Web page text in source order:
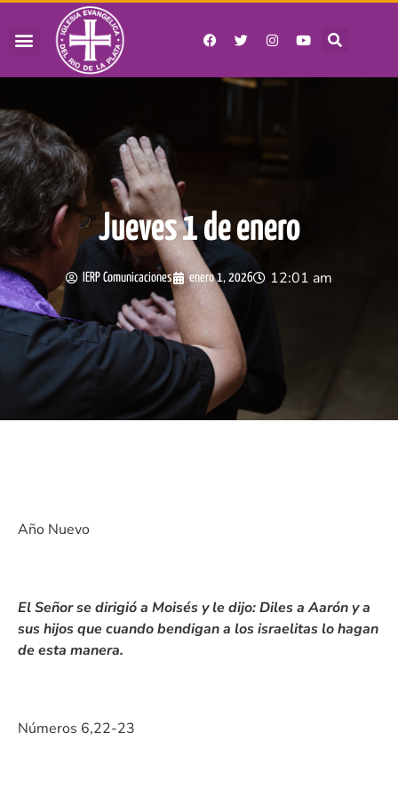
Jueves 1 de enero
IERP Comunicaciones enero 1, 2026 12:01 am
Año Nuevo
El Señor se dirigió a Moisés y le dijo: Diles a Aarón y a
sus hijos que cuando bendigan a los israelitas lo hagan
de esta manera.
Números 6,22-23